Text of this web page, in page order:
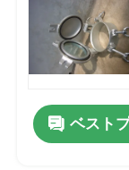
ベスト